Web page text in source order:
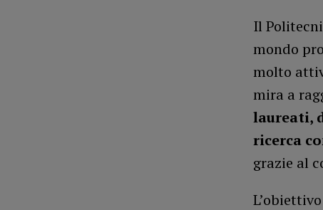
Il
mondo
molto
mira a
laureati,
ricerca
grazie al